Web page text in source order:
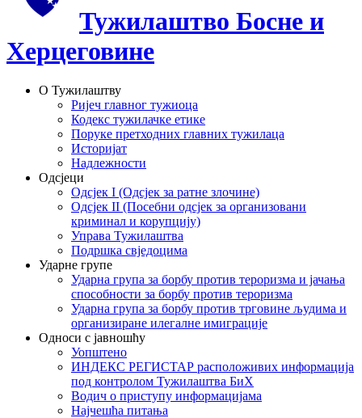
Тужилаштво Босне и
Херцеговине
О Тужилаштву
Ријеч главног тужиоца
Кодекс тужилачке етике
Поруке претходних главних тужилаца
Историјат
Надлежности
Одсјеци
Одсјек I (Одсјек за ратне злочине)
Одсјек II (Посебни одсјек за организовани
криминал и корупцију)
Управа Тужилаштва
Подршка свједоцима
Ударне групе
Ударна група за борбу против тероризма и јачања
способности за борбу против тероризма
Ударна група за борбу против трговине људима и
организиране илегалне имиграције
Односи с јавношћу
Уопштено
ИНДЕКС РЕГИСТАР расположивих информација
под контролом Тужилаштва БиХ
Водич о приступу информацијама
Најчешћа питања